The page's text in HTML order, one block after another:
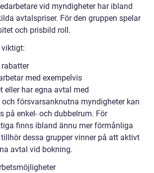
vid myndigheter har ibland
avtalspriser. För den gruppen spelar
och prisbild roll.
med exempelvis
eller har egna avtal med
försvarsanknutna myndigheter kan
på enkel- och dubbelrum. För
finns ibland ännu mer förmånliga
dessa grupper vinner på att aktivt
avtal vid bokning.